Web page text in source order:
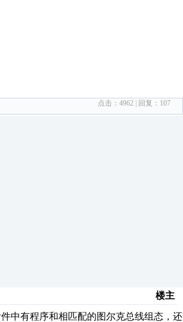
点击： 4962 | 回复： 107
楼主
中有程序和相匹配的图尔克总线组态，还